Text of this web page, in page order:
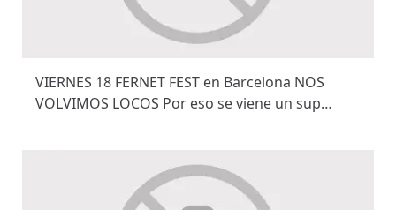
VIERNES 18 FERNET FEST en Barcelona NOS
VOLVIMOS LOCOS Por eso se viene un sup…